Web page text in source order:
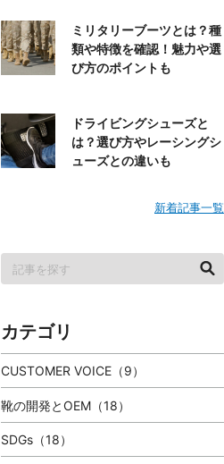
ミリタリーブーツとは？種
類や特徴を確認！魅力や選
び方のポイントも
ドライビングシューズと
は？選び方やレーシングシ
ューズとの違いも
新着記事一覧
カテゴリ
CUSTOMER VOICE（9）
靴の開発とOEM（18）
SDGs（18）